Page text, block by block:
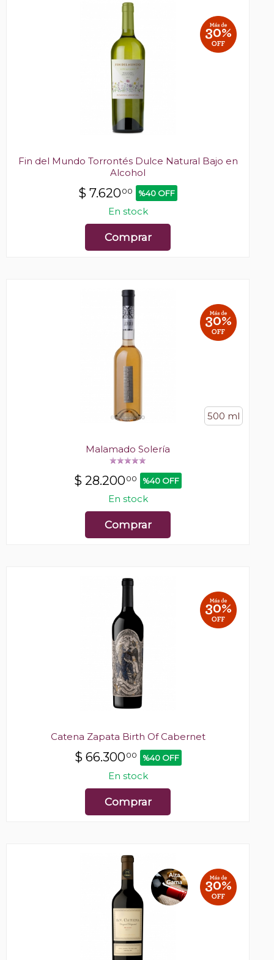
Fin del Mundo Torrontés Dulce Natural Bajo en
Alcohol
$ 7.62000 %40 OFF
En stock
Comprar
500 ml
Malamado Solería
$ 28.20000 %40 OFF
En stock
Comprar
Catena Zapata Birth Of Cabernet
$ 66.30000 %40 OFF
En stock
Comprar